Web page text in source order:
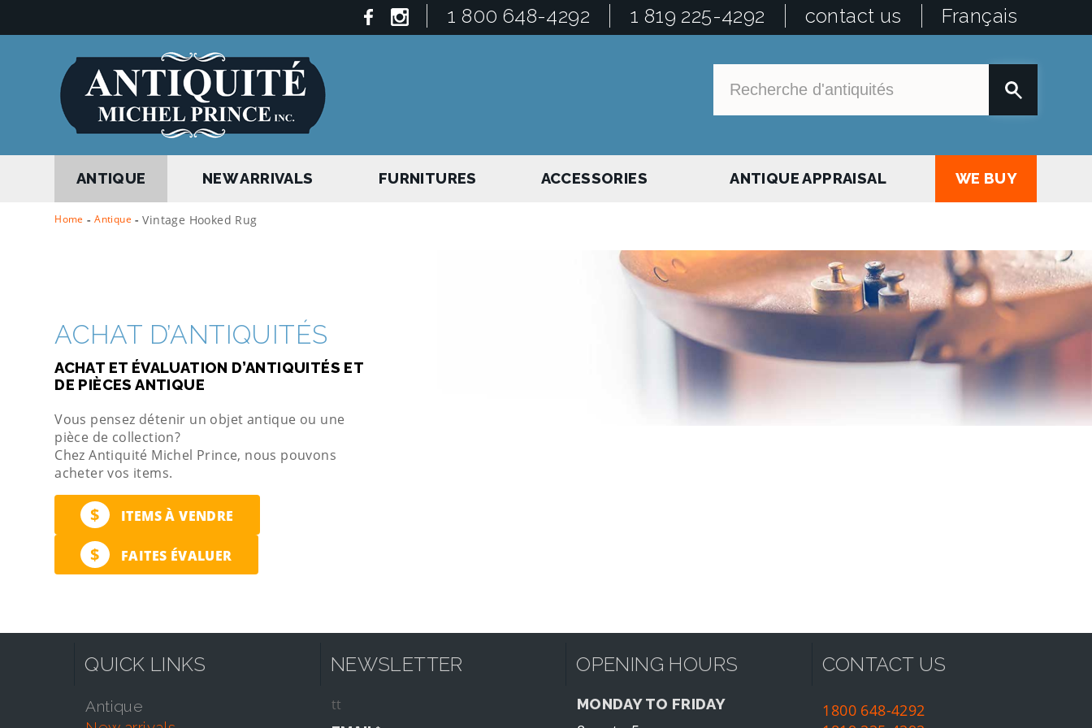
1 800 648-4292 1 819 225-4292 contact us Français
ANTIQUE NEW ARRIVALS FURNITURES ACCESSORIES ANTIQUE APPRAISAL WE BUY
Home - Antique - Vintage Hooked Rug
ACHAT D’ANTIQUITÉS
ACHAT ET ÉVALUATION D’ANTIQUITÉS ET
DE PIÈCES ANTIQUE
Vous pensez détenir un objet antique ou une
pièce de collection?
Chez Antiquité Michel Prince, nous pouvons
acheter vos items.
$ ITEMS À VENDRE
$ FAITES ÉVALUER
QUICK LINKS
antique
NEWSLETTER
tt
OPENING HOURS
MONDAY TO FRIDAY
CONTACT US
1800 648-4292